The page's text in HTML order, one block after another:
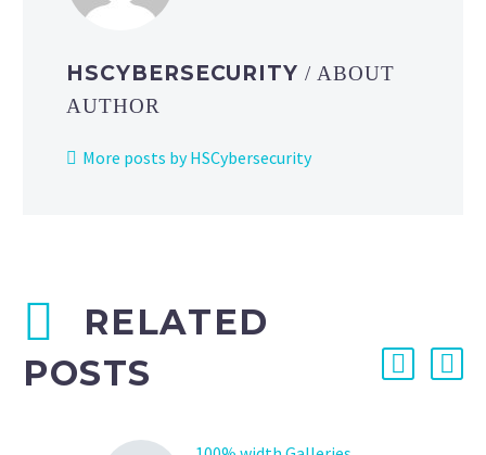
HSCYBERSECURITY/ ABOUT
AUTHOR
More posts by HSCybersecurity
RELATED
POSTS